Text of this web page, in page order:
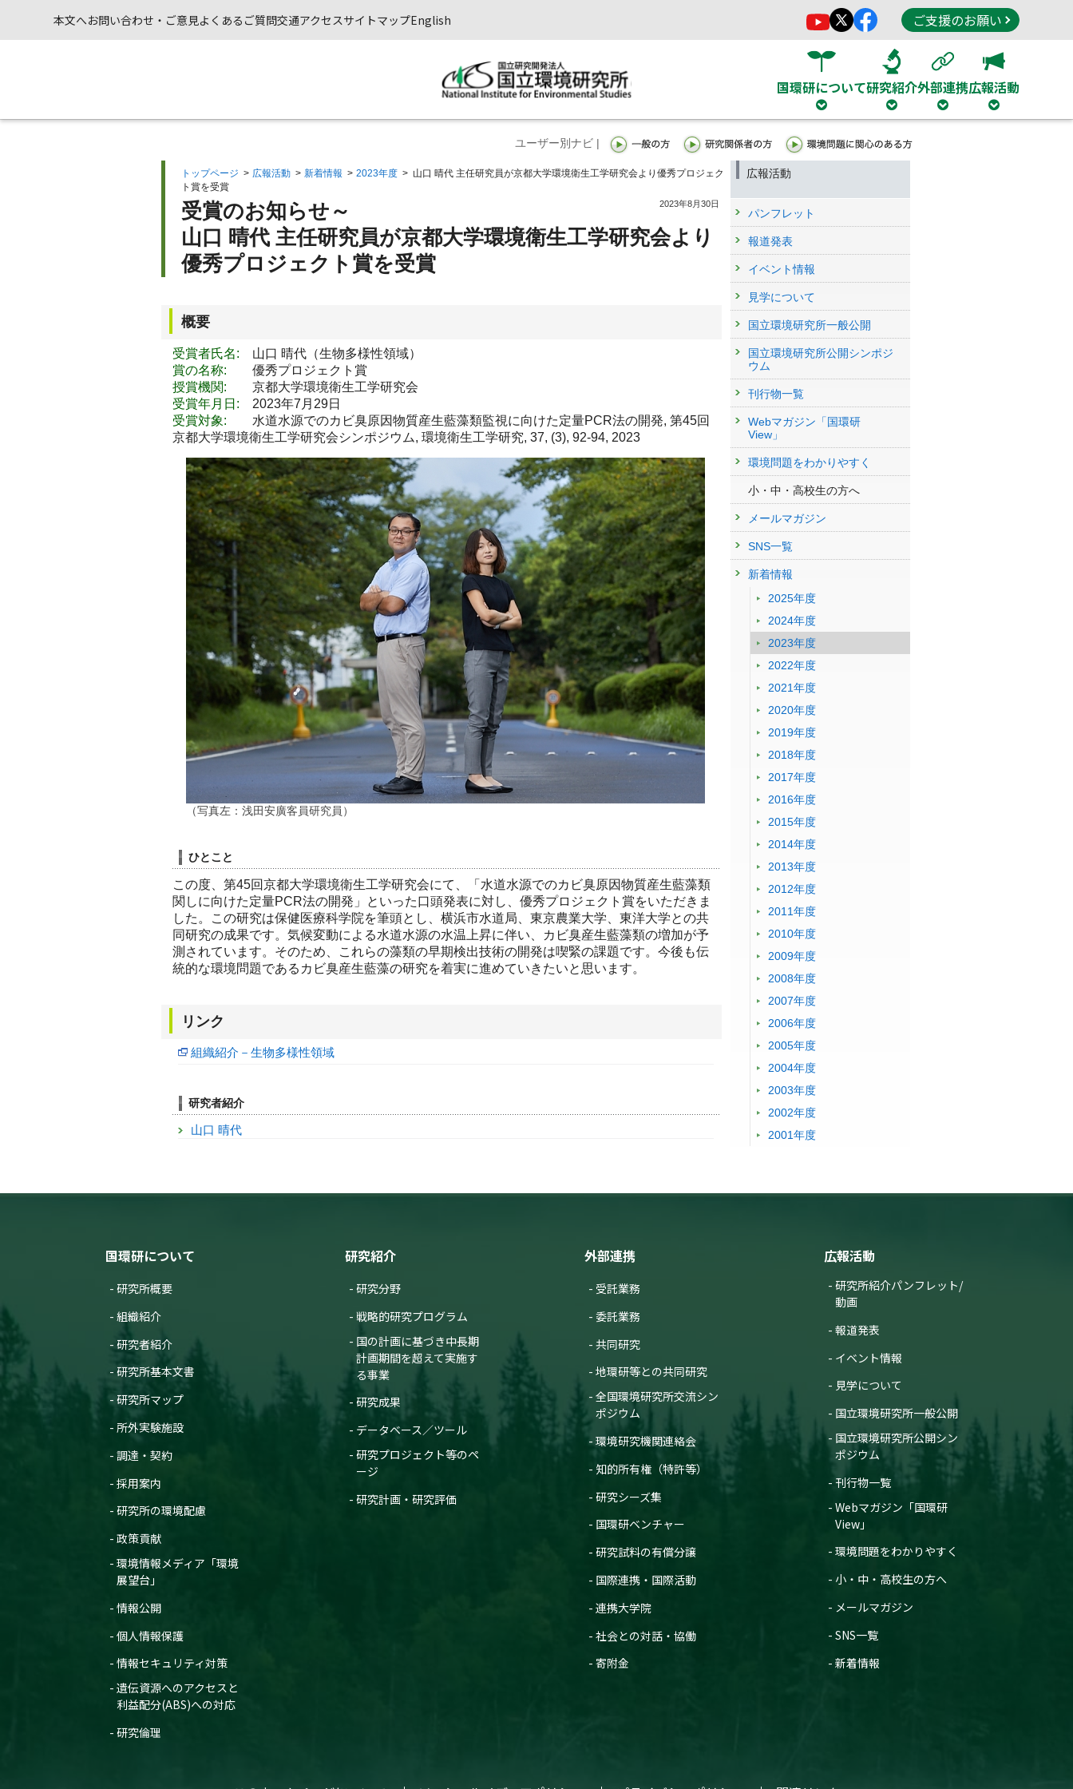
本文へお問い合わせ・ご意見よくあるご質問交通アクセスサイトマップEnglish ご支援のお願い
国環研について研究紹介外部連携広報活動
ユーザー別ナビ |
トップページ > 広報活動 > 新着情報 > 2023年度 > 山口 晴代 主任研究員が京都大学環境衛生工学研究会より優秀プロジェク
ト賞を受賞
2023年8月30日
受賞のお知らせ～
山口 晴代 主任研究員が京都大学環境衛生工学研究会より
優秀プロジェクト賞を受賞
概要
受賞者氏名: 山口 晴代（生物多様性領域）
賞の名称: 優秀プロジェクト賞
授賞機関: 京都大学環境衛生工学研究会
受賞年月日: 2023年7月29日
受賞対象: 水道水源でのカビ臭原因物質産生藍藻類監視に向けた定量PCR法の開発, 第45回
京都大学環境衛生工学研究会シンポジウム, 環境衛生工学研究, 37, (3), 92-94, 2023
（写真左：浅田安廣客員研究員）
ひとこと
この度、第45回京都大学環境衛生工学研究会にて、「水道水源でのカビ臭原因物質産生藍藻類
関しに向けた定量PCR法の開発」といった口頭発表に対し、優秀プロジェクト賞をいただきま
した。この研究は保健医療科学院を筆頭とし、横浜市水道局、東京農業大学、東洋大学との共
同研究の成果です。気候変動による水道水源の水温上昇に伴い、カビ臭産生藍藻類の増加が予
測されています。そのため、これらの藻類の早期検出技術の開発は喫緊の課題です。今後も伝
統的な環境問題であるカビ臭産生藍藻の研究を着実に進めていきたいと思います。
リンク
組織紹介－生物多様性領域
研究者紹介
山口 晴代
広報活動
パンフレット
報道発表
イベント情報
見学について
国立環境研究所一般公開
国立環境研究所公開シンポジ
ウム
刊行物一覧
Webマガジン「国環研
View」
環境問題をわかりやすく
小・中・高校生の方へ
メールマガジン
SNS一覧
新着情報
2025年度
2024年度
2023年度
2022年度
2021年度
2020年度
2019年度
2018年度
2017年度
2016年度
2015年度
2014年度
2013年度
2012年度
2011年度
2010年度
2009年度
2008年度
2007年度
2006年度
2005年度
2004年度
2003年度
2002年度
2001年度
国環研について
研究所概要
組織紹介
研究者紹介
研究所基本文書
研究所マップ
所外実験施設
調達・契約
採用案内
研究所の環境配慮
政策貢献
環境情報メディア「環境
展望台」
情報公開
個人情報保護
情報セキュリティ対策
遺伝資源へのアクセスと
利益配分(ABS)への対応
研究倫理
研究紹介
研究分野
戦略的研究プログラム
国の計画に基づき中長期
計画期間を超えて実施す
る事業
研究成果
データベース／ツール
研究プロジェクト等のペ
ージ
研究計画・研究評価
外部連携
受託業務
委託業務
共同研究
地環研等との共同研究
全国環境研究所交流シン
ポジウム
環境研究機関連絡会
知的所有権（特許等）
研究シーズ集
国環研ベンチャー
研究試料の有償分譲
国際連携・国際活動
連携大学院
社会との対話・協働
寄附金
広報活動
研究所紹介パンフレット/
動画
報道発表
イベント情報
見学について
国立環境研究所一般公開
国立環境研究所公開シン
ポジウム
刊行物一覧
Webマガジン「国環研
View」
環境問題をわかりやすく
小・中・高校生の方へ
メールマガジン
SNS一覧
新着情報